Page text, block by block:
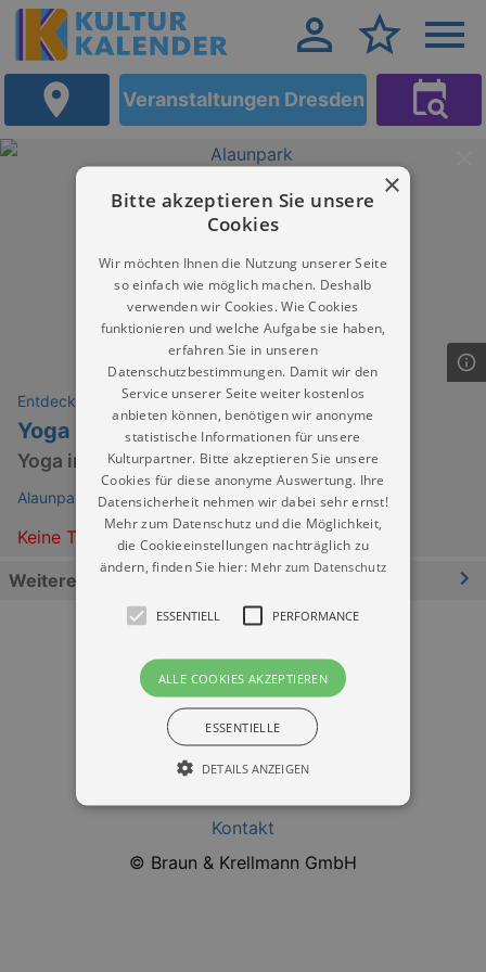
Veranstaltungen Dresden
Entdeckungen
Yoga | Julia Schöner
Yoga im Alaunpark
Alaunpark Dresden
Keine Termine
Weitere Informationen
Datenschutz
Kontakt
© Braun & Krellmann GmbH
×
Bitte akzeptieren Sie unsere
Cookies
Wir möchten Ihnen die Nutzung unserer Seite
so einfach wie möglich machen. Deshalb
verwenden wir Cookies. Wie Cookies
funktionieren und welche Aufgabe sie haben,
erfahren Sie in unseren
Datenschutzbestimmungen. Damit wir den
Service unserer Seite weiter kostenlos
anbieten können, benötigen wir anonyme
statistische Informationen für unsere
Kulturpartner. Bitte akzeptieren Sie unsere
Cookies für diese anonyme Auswertung. Ihre
Datensicherheit nehmen wir dabei sehr ernst!
Mehr zum Datenschutz und die Möglichkeit,
die Cookieeinstellungen nachträglich zu
ändern, finden Sie hier: Mehr zum Datenschutz
ESSENTIELL PERFORMANCE
ALLE COOKIES AKZEPTIEREN
ESSENTIELLE
DETAILS ANZEIGEN